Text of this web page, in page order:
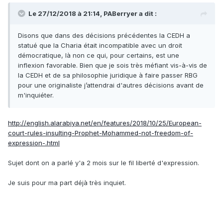
Le 27/12/2018 à 21:14, PABerryera dit :
Disons que dans des décisions précédentes la CEDH a
statué que la Charia était incompatible avec un droit
démocratique, là non ce qui, pour certains, est une
inflexion favorable. Bien que je sois très méfiant vis-à-vis de
la CEDH et de sa philosophie juridique à faire passer RBG
pour une originaliste j’attendrai d'autres décisions avant de
m'inquiéter.
http://english.alarabiya.net/en/features/2018/10/25/European-
court-rules-insulting-Prophet-Mohammed-not-freedom-of-
expression-.html
Sujet dont on a parlé y'a 2 mois sur le fil liberté d'expression.
Je suis pour ma part déjà très inquiet.